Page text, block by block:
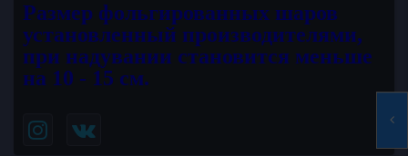
Размер фольгированных шаров
установленный производителями,
при надувании становится меньше
на 10 - 15 см.